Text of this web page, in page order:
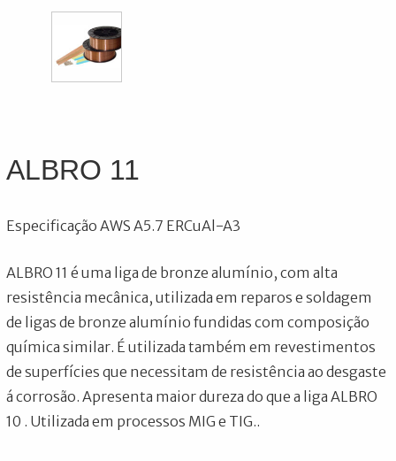
ALBRO 11
Especificação AWS A5.7 ERCuAl-A3
ALBRO 11 é uma liga de bronze alumínio, com alta
resistência mecânica, utilizada em reparos e soldagem
de ligas de bronze alumínio fundidas com composição
química similar. É utilizada também em revestimentos
de superfícies que necessitam de resistência ao desgaste
á corrosão. Apresenta maior dureza do que a liga ALBRO
10 . Utilizada em processos MIG e TIG..